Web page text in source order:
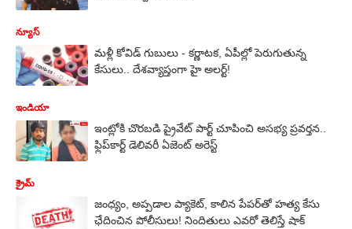
న్యూస్
మళ్లీ కోవిడ్ గుబులు - కర్ణాటక, ఏపీల్లో పెరుగుతున్న
కేసులు.. దేశవ్యాప్తంగా హై అలర్ట్!
ఇండియా
ఇంట్లోకి చొరబడి ప్రైవేట్ పార్ట్ చూపించి అసభ్య ప్రవర్తన..
ఫ్లిప్‌కార్ట్ డెలివరీ ఏజెంట్ అరెస్ట్
క్రైమ్
జంధ్యం, అప్పడాల ప్యాకెట్‌, కాలిన పేపర్‌తో హత్య కేసు
ఛేదించిన పోలీసులు! నిందితులు ఎవరో తెలిస్తే షాక్